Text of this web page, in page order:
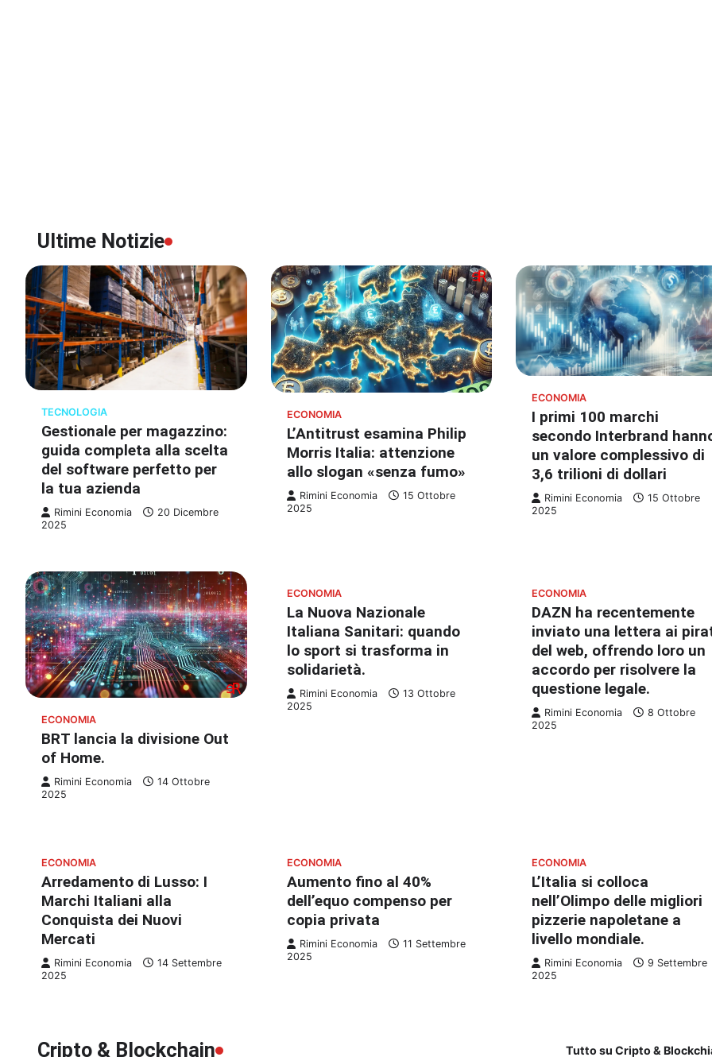
Ultime Notizie
TECNOLOGIA
Gestionale per magazzino:
guida completa alla scelta
del software perfetto per
la tua azienda
Rimini Economia
20 Dicembre
2025
ECONOMIA
L’Antitrust esamina Philip
Morris Italia: attenzione
allo slogan «senza fumo»
Rimini Economia
15 Ottobre
2025
ECONOMIA
I primi 100 marchi
secondo Interbrand
un valore complessivo di
3,6 trilioni di dollari
Rimini Economia
15 Ottobre
2025
ECONOMIA
BRT lancia la divisione Out
of Home.
Rimini Economia
14 Ottobre
2025
ECONOMIA
La Nuova Nazionale
Italiana Sanitari: quando
lo sport si trasforma in
solidarietà.
Rimini Economia
13 Ottobre
2025
ECONOMIA
DAZN ha recentemente
inviato una lettera ai
del web, offrendo loro un
accordo per risolvere la
questione legale.
Rimini Economia
8 Ottobre
2025
ECONOMIA
Arredamento di Lusso: I
Marchi Italiani alla
Conquista dei Nuovi
Mercati
Rimini Economia
14 Settembre
2025
ECONOMIA
Aumento fino al 40%
dell’equo compenso per
copia privata
Rimini Economia
11 Settembre
2025
ECONOMIA
L’Italia si colloca
nell’Olimpo delle migliori
pizzerie napoletane a
livello mondiale.
Rimini Economia
9 Settembre
2025
Cripto & Blockchain Tutto su Cripto &